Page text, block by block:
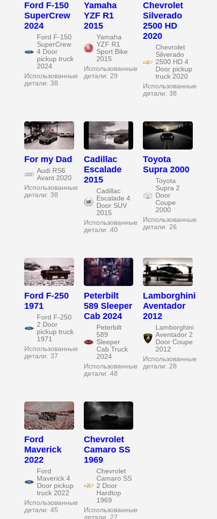
Ford F-150
SuperCrew
2024
Ford F-150
SuperCrew
4 Door
pickup truck
2024
Использованные
детали: 38
Yamaha
YZF R1
2015
Yamaha
YZF R1
Sport Bike
2015
Использованные
детали: 29
Chevrolet
Silverado
2500 HD
2020
Chevrolet
Silverado
2500 HD 4
Door pickup
truck 2020
Использованные
детали: 38
For my Dad
Audi RS6
Avant 2020
Использованные
детали: 38
Cadillac
Escalade
2015
Cadillac
Escalade 4
Door SUV
2015
Использованные
детали: 40
Toyota
Supra 2000
Toyota
Supra 2
Door
Coupe
2000
Использованные
детали: 26
Ford F-250
1971
Ford F-250
2 Door
pickup truck
1971
Использованные
детали: 37
Peterbilt
589 Sleeper
Cab 2024
Peterbilt
589
Sleeper
Cab Truck
2024
Использованные
детали: 48
Lamborghini
Aventador
2012
Lamborghini
Aventador 2
Door Coupe
2012
Использованные
детали: 28
Ford
Maverick
2022
Ford
Maverick 4
Door pickup
truck 2022
Использованные
детали: 45
Chevrolet
Camaro SS
1969
Chevrolet
Camaro SS
2 Door
Hardtop
1969
Использованные
детали: 27